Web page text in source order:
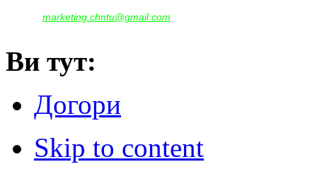
marketing.chntu@gmail.com
Ви тут:
Догори
Skip to content